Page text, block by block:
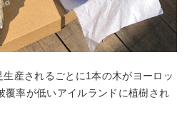
生産されるごとに1本の木がヨーロッ
覆率が低いアイルランドに植樹され